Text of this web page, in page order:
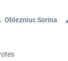
Oblezniuc Sorina